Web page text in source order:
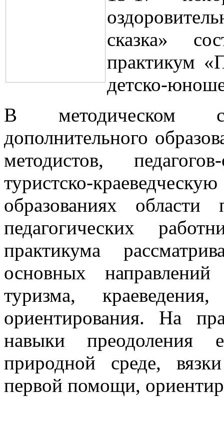
сказка»
практикум
детско-
В методическом
дополнительного
методистов,
туристско-
образованиях
педагогических
практикума
основных направлений
туризма,
ориентирования. На
навыки преодоления
природной среде,
первой помощи,